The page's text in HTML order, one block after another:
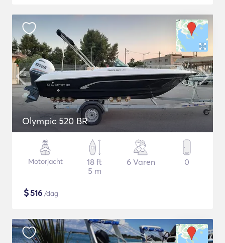
Olympic 520 BR
Motorjacht
18 ft
5 m
6 Varen 0
$516 /dag